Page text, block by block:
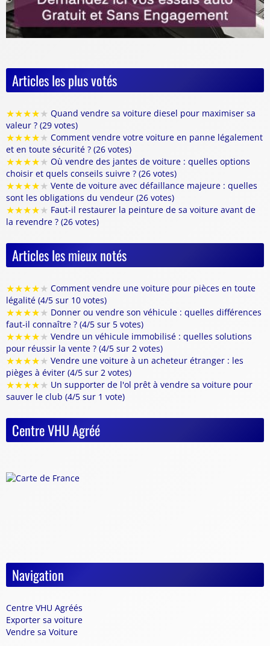
Articles les plus votés
★★★★★ Quand vendre sa voiture diesel pour maximiser sa
valeur ? (29 votes)
★★★★★ Comment vendre votre voiture en panne légalement
et en toute sécurité ? (26 votes)
★★★★★ Où vendre des jantes de voiture : quelles options
choisir et quels conseils suivre ? (26 votes)
★★★★★ Vente de voiture avec défaillance majeure : quelles
sont les obligations du vendeur (26 votes)
★★★★★ Faut-il restaurer la peinture de sa voiture avant de
la revendre ? (26 votes)
Articles les mieux notés
★★★★★ Comment vendre une voiture pour pièces en toute
légalité (4/5 sur 10 votes)
★★★★★ Donner ou vendre son véhicule : quelles différences
faut-il connaître ? (4/5 sur 5 votes)
★★★★★ Vendre un véhicule immobilisé : quelles solutions
pour réussir la vente ? (4/5 sur 2 votes)
★★★★★ Vendre une voiture à un acheteur étranger : les
pièges à éviter (4/5 sur 2 votes)
★★★★★ Un supporter de l'ol prêt à vendre sa voiture pour
sauver le club (4/5 sur 1 vote)
Centre VHU Agréé
Navigation
Centre VHU Agréés
Exporter sa voiture
Vendre sa Voiture